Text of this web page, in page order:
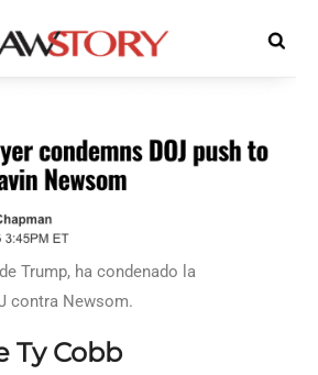
Trump, ha condenado la
contra Newsom.
Ty Cobb